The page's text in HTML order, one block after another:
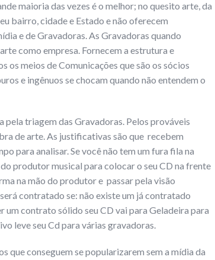
maioria das vezes é o melhor; no quesito arte, da
bairro, cidade e Estado e não oferecem
e de Gravadoras. As Gravadoras quando
como empresa. Fornecem a estrutura e
os meios de Comunicações que são os sócios
e ingênuos se chocam quando não entendem o
pela triagem das Gravadoras. Pelos prováveis
de arte. As justificativas são que recebem
para analisar. Se você não tem um fura fila na
produtor musical para colocar o seu CD na frente
na mão do produtor e passar pela visão
contratado se: não existe um já contratado
contrato sólido seu CD vai para Geladeira para
leve seu Cd para várias gravadoras.
que conseguem se popularizarem sem a mídia da